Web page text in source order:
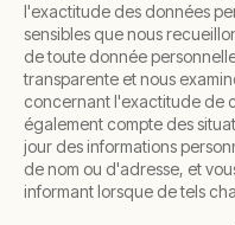
l'exactitude des données
sensibles que nous
de toute donnée
transparente et nous
concernant l'exactitude de
également compte des
jour des informations
de nom ou d'adresse, et
informant lorsque de tels